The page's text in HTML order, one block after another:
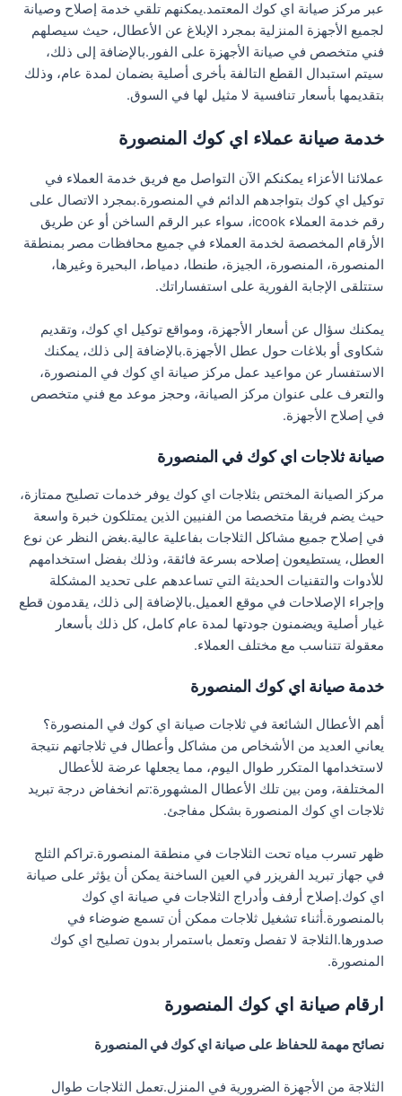
عبر مركز صيانة اي كوك المعتمد.يمكنهم تلقي خدمة إصلاح وصيانة
لجميع الأجهزة المنزلية بمجرد الإبلاغ عن الأعطال، حيث سيصلهم
فني متخصص في صيانة الأجهزة على الفور.بالإضافة إلى ذلك،
سيتم استبدال القطع التالفة بأخرى أصلية بضمان لمدة عام، وذلك
بتقديمها بأسعار تنافسية لا مثيل لها في السوق.
خدمة صيانة عملاء اي كوك المنصورة
عملائنا الأعزاء يمكنكم الآن التواصل مع فريق خدمة العملاء في
توكيل اي كوك بتواجدهم الدائم في المنصورة.بمجرد الاتصال على
رقم خدمة العملاء icook، سواء عبر الرقم الساخن أو عن طريق
الأرقام المخصصة لخدمة العملاء في جميع محافظات مصر بمنطقة
المنصورة، المنصورة، الجيزة، طنطا، دمياط، البحيرة وغيرها،
ستتلقى الإجابة الفورية على استفساراتك.
يمكنك سؤال عن أسعار الأجهزة، ومواقع توكيل اي كوك، وتقديم
شكاوى أو بلاغات حول عطل الأجهزة.بالإضافة إلى ذلك، يمكنك
الاستفسار عن مواعيد عمل مركز صيانة اي كوك في المنصورة،
والتعرف على عنوان مركز الصيانة، وحجز موعد مع فني متخصص
في إصلاح الأجهزة.
صيانة ثلاجات اي كوك في المنصورة
مركز الصيانة المختص بثلاجات اي كوك يوفر خدمات تصليح ممتازة،
حيث يضم فريقا متخصصا من الفنيين الذين يمتلكون خبرة واسعة
في إصلاح جميع مشاكل الثلاجات بفاعلية عالية.بغض النظر عن نوع
العطل، يستطيعون إصلاحه بسرعة فائقة، وذلك بفضل استخدامهم
للأدوات والتقنيات الحديثة التي تساعدهم على تحديد المشكلة
وإجراء الإصلاحات في موقع العميل.بالإضافة إلى ذلك، يقدمون قطع
غيار أصلية ويضمنون جودتها لمدة عام كامل، كل ذلك بأسعار
معقولة تتناسب مع مختلف العملاء.
خدمة صيانة اي كوك المنصورة
أهم الأعطال الشائعة في ثلاجات صيانة اي كوك في المنصورة؟
يعاني العديد من الأشخاص من مشاكل وأعطال في ثلاجاتهم نتيجة
لاستخدامها المتكرر طوال اليوم، مما يجعلها عرضة للأعطال
المختلفة، ومن بين تلك الأعطال المشهورة:تم انخفاض درجة تبريد
ثلاجات اي كوك المنصورة بشكل مفاجئ.
ظهر تسرب مياه تحت الثلاجات في منطقة المنصورة.تراكم الثلج
في جهاز تبريد الفريزر في العين الساخنة يمكن أن يؤثر على صيانة
اي كوك.إصلاح أرفف وأدراج الثلاجات في صيانة اي كوك
بالمنصورة.أثناء تشغيل ثلاجات ممكن أن تسمع ضوضاء في
صدورها.الثلاجة لا تفصل وتعمل باستمرار بدون تصليح اي كوك
المنصورة.
ارقام صيانة اي كوك المنصورة
نصائح مهمة للحفاظ على صيانة اي كوك في المنصورة
الثلاجة من الأجهزة الضرورية في المنزل.تعمل الثلاجات طوال